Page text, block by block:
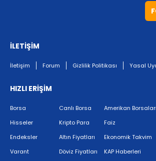
İLETİŞİM
İletişim Forum Gizlilik Politikası Yasal
HIZLI ERİŞİM
Borsa
Hisseler
Endeksler
Varant
Canlı Borsa
Kripto Para
Altın Fiyatları
Döviz Fiyatları
Amerikan Borsaları
Faiz
Ekonomik Takvim
KAP Haberleri